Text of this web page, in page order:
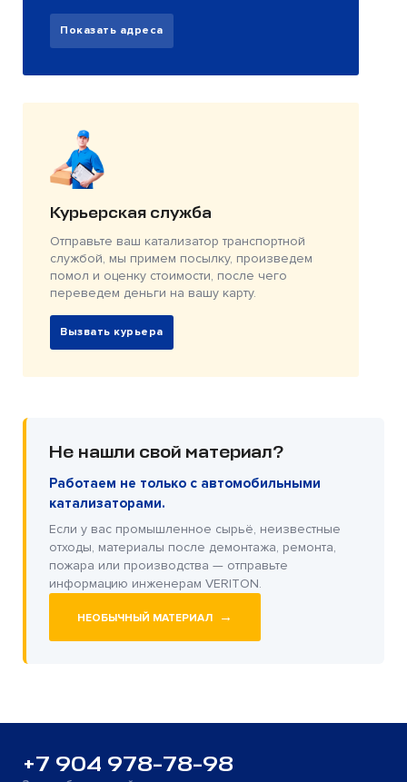
Показать адреса
Курьерская служба
Отправьте ваш катализатор транспортной
службой, мы примем посылку, произведем
помол и оценку стоимости, после чего
переведем деньги на вашу карту.
Вызвать курьера
Не нашли свой материал?
Работаем не только с автомобильными
катализаторами.
Если у вас промышленное сырьё, неизвестные
отходы, материалы после демонтажа, ремонта,
пожара или производства — отправьте
информацию инженерам VERITON.
НЕОБЫЧНЫЙ МАТЕРИАЛ →
+7 904 978-78-98